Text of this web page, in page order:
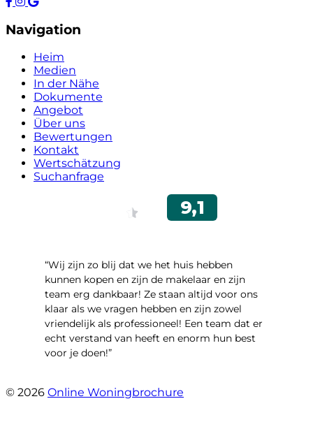
Navigation
Heim
Medien
In der Nähe
Dokumente
Angebot
Über uns
Bewertungen
Kontakt
Wertschätzung
Suchanfrage
“Wij zijn zo blij dat we het huis hebben
kunnen kopen en zijn de makelaar en zijn
team erg dankbaar! Ze staan altijd voor ons
klaar als we vragen hebben en zijn zowel
vriendelijk als professioneel! Een team dat er
echt verstand van heeft en enorm hun best
voor je doen!”
© 2026 Online Woningbrochure